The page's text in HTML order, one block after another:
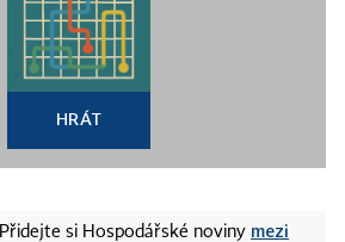
HRÁT
Přidejte si Hospodářské noviny mezi